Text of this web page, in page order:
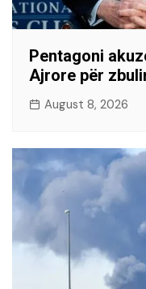
Pentagoni
Ajrore për
August 8, 2026